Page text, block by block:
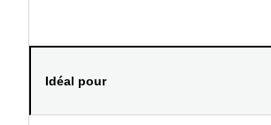
Idéal pour